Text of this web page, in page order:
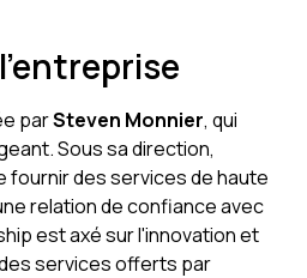
parSteven Monnier, qui
Sous sa direction,
des services de haute
relation de confiance avec
est axé sur l'innovation et
services offerts par